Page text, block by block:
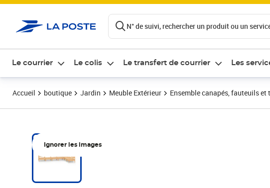
N° de suivi, rechercher un produit ou un
Le courrier Le colis Le transfert de courrier Les
Accueil boutique Jardin Meuble Extérieur Ensemble canapés, fauteuils et
Ignorer les images